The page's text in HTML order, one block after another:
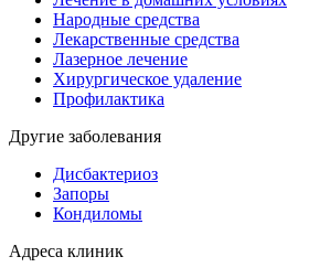
Народные средства
Лекарственные средства
Лазерное лечение
Хирургическое удаление
Профилактика
Другие заболевания
Дисбактериоз
Запоры
Кондиломы
Адреса клиник